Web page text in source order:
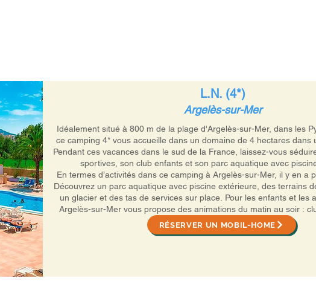
L.N. (4*)
Argelès-sur-Mer
Idéalement situé à 800 m de la plage d'Argelès-sur-Mer, dans les
ce camping 4* vous accueille dans un domaine de 4 hectares dans
Pendant ces vacances dans le sud de la France, laissez-vous
sportives, son club enfants et son parc aquatique avec
En termes d’activités dans ce camping à Argelès-sur-Mer, il y en a
Découvrez un parc aquatique avec piscine extérieure, des terrains
un glacier et des tas de services sur place. Pour les enfants et les
Argelès-sur-Mer vous propose des animations du matin au soir :
spectacles et concerts, chasse au trésor, cours de yoga et
réveil musculaire… et bien plus !
RÉSERVER UN MOBIL-HOME